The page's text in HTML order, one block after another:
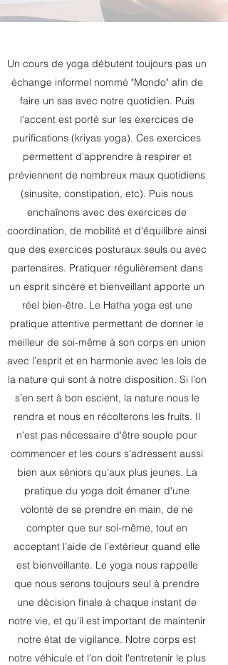
Un cours de yoga débutent toujours pas un
échange informel nommé "Mondo" afin de
faire un sas avec notre quotidien. Puis
l'accent est porté sur les exercices de
purifications (kriyas yoga). Ces exercices
permettent d'apprendre à respirer et
préviennent de nombreux maux quotidiens
(sinusite, constipation, etc). Puis nous
enchaînons avec des exercices de
coordination, de mobilité et d'équilibre ainsi
que des exercices posturaux seuls ou avec
partenaires. Pratiquer régulièrement dans
un esprit sincère et bienveillant apporte un
réel bien-être. Le Hatha yoga est une
pratique attentive permettant de donner le
meilleur de soi-même à son corps en union
avec l’esprit et en harmonie avec les lois de
la nature qui sont à notre disposition. Si l’on
s’en sert à bon escient, la nature nous le
rendra et nous en récolterons les fruits. Il
n'est pas nécessaire d'être souple pour
commencer et les cours s'adressent aussi
bien aux séniors qu'aux plus jeunes. La
pratique du yoga doit émaner d'une
volonté de se prendre en main, de ne
compter que sur soi-même, tout en
acceptant l’aide de l’extérieur quand elle
est bienveillante. Le yoga nous rappelle
que nous serons toujours seul à prendre
une décision finale à chaque instant de
notre vie, et qu'il est important de maintenir
notre état de vigilance. Notre corps est
notre véhicule et l’on doit l'entretenir le plus